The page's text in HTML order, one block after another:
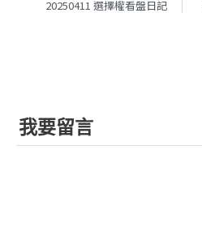
20250411 選擇權看盤日記
我要留言